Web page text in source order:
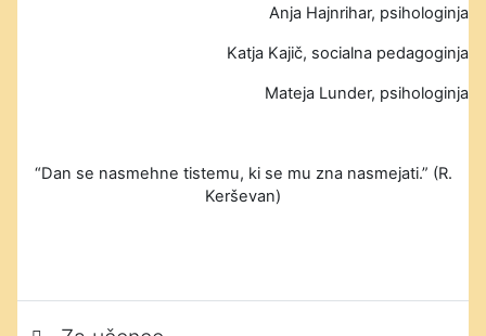
Anja Hajnrihar, psihologinja
Katja Kajič, socialna pedagoginja
Mateja Lunder, psihologinja
“Dan se nasmehne tistemu, ki se mu zna nasmejati.” (R.
Kerševan)